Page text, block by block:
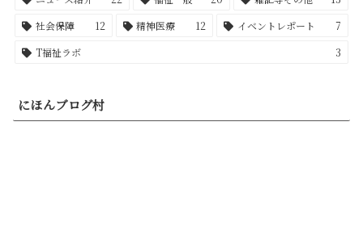
社会保障
12 精神医療 12 イベントレポート
7
T福祉ラボ
3
にほんブログ村